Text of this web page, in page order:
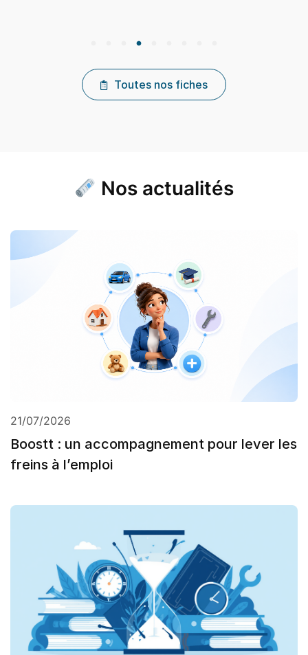
Toutes nos fiches
Nos actualités
21/07/2026
Boostt : un accompagnement pour lever les
freins à l’emploi